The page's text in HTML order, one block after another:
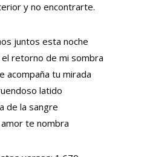
y no encontrarte.
juntos esta noche
retorno de mi sombra
acompaña tu mirada
latido
de la sangre
te nombra